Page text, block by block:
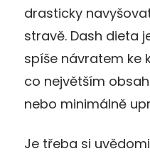
drasticky
stravě. Dash dieta
spíše návratem ke
co největším
nebo minimálně
Je třeba si